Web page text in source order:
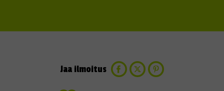
Jaa ilmoitus